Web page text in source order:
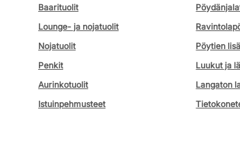
Baarituolit
Lounge- ja nojatuolit
Nojatuolit
Penkit
Aurinkotuolit
Istuinpehmusteet
Pöytien
Luukut ja
Langaton